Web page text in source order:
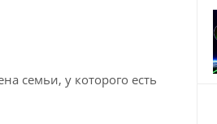
семьи, у которого есть